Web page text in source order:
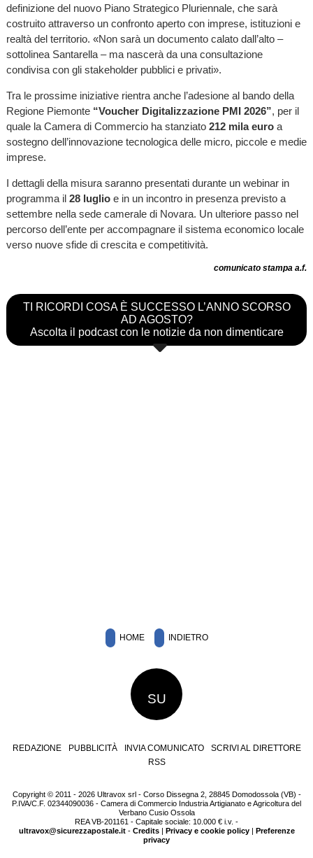
definizione del nuovo Piano Strategico Pluriennale, che sarà
costruito attraverso un confronto aperto con imprese, istituzioni e
realtà del territorio. «Non sarà un documento calato dall’alto –
sottolinea Santarella – ma nascerà da una consultazione
condivisa con gli stakeholder pubblici e privati».
Tra le prossime iniziative rientra anche l’adesione al bando della
Regione Piemonte “Voucher Digitalizzazione PMI 2026”, per il
quale la Camera di Commercio ha stanziato 212 mila euroa
sostegno dell’innovazione tecnologica delle micro, piccole e medie
imprese.
I dettagli della misura saranno presentati durante un webinar in
programma il 28 luglioe in un incontro in presenza previsto a
settembre nella sede camerale di Novara. Un ulteriore passo nel
percorso dell’ente per accompagnare il sistema economico locale
verso nuove sfide di crescita e competitività.
comunicato stampa a.f.
TI RICORDI COSA È SUCCESSO L’ANNO SCORSO
AD AGOSTO?
Ascolta il podcast con le notizie da non dimenticare
HOME INDIETRO
SU
REDAZIONE PUBBLICITÀ INVIA COMUNICATO
SCRIVI AL DIRETTORE
RSS
Copyright © 2011 - 2026 Ultravox srl - Corso Dissegna 2, 28845 Domodossola (VB) -
P.IVA/C.F. 02344090036 - Camera di Commercio Industria Artigianato e Agricoltura del
Verbano Cusio Ossola
REA VB-201161 - Capitale sociale: 10.000 € i.v. -
ultravox@sicurezzapostale.it- Credits| Privacy e cookie policy| Preferenze
privacy